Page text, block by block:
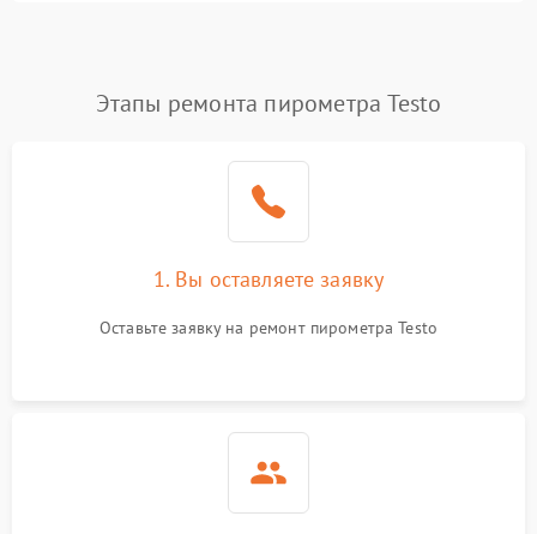
Этапы ремонта пирометра Testo
1. Вы оставляете заявку
Оставьте заявку на ремонт пирометра Testo